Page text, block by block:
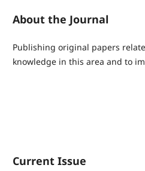
About the Journal
Publishing original papers
knowledge in this area and to
Current Issue